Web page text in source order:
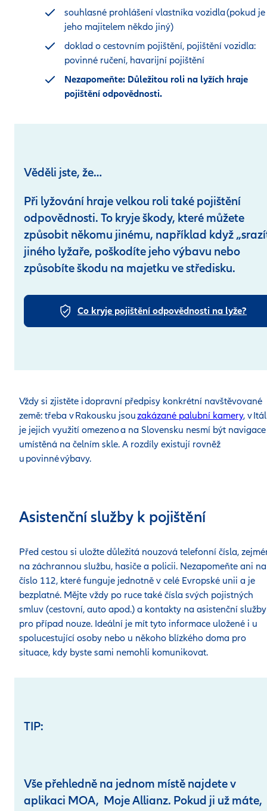
souhlasné prohlášení vlastníka vozidla (pokud je
jeho majitelem někdo jiný)
doklad o cestovním pojištění, pojištění vozidla:
povinné ručení, havarijní pojištění
Nezapomeňte: Důležitou roli na lyžích hraje
pojištění odpovědnosti.
Věděli jste, že…
Při lyžování hraje velkou roli také pojištění
odpovědnosti. To kryje škody, které můžete
způsobit někomu jinému, například když
jiného lyžaře, poškodíte jeho výbavu nebo
způsobíte škodu na majetku ve středisku.
Co kryje pojištění odpovědnosti na lyže?
Vždy si zjistěte i dopravní předpisy konkrétní navštěvované
země: třeba v Rakousku jsouzakázané palubní kamery, v
je jejich využití omezeno a na Slovensku nesmí být navigace
umístěná na čelním skle. A rozdíly existují rovněž
u povinné výbavy.
Asistenční služby k pojištění
Před cestou si uložte důležitá nouzová telefonní čísla,
na záchrannou službu, hasiče a policii. Nezapomeňte ani na
číslo 112, které funguje jednotně v celé Evropské unii a je
bezplatné. Mějte vždy po ruce také čísla svých pojistných
smluv (cestovní, auto apod.) a kontakty na asistenční služby
pro případ nouze. Ideální je mít tyto informace uložené i u
spolucestující osoby nebo u někoho blízkého doma pro
situace, kdy byste sami nemohli komunikovat.
TIP:
Vše přehledně na jednom místě najdete v
aplikaci MOA, Moje Allianz. Pokud ji už máte,